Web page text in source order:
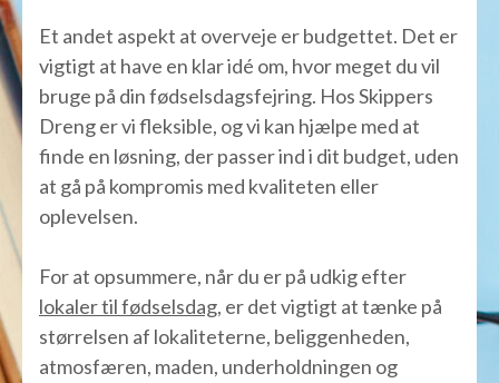
Et andet aspekt at overveje er budgettet. Det er
vigtigt at have en klar idé om, hvor meget du vil
bruge på din fødselsdagsfejring. Hos Skippers
Dreng er vi fleksible, og vi kan hjælpe med at
finde en løsning, der passer ind i dit budget, uden
at gå på kompromis med kvaliteten eller
oplevelsen.
For at opsummere, når du er på udkig efter
lokaler til fødselsdag, er det vigtigt at tænke på
størrelsen af lokaliteterne, beliggenheden,
atmosfæren, maden, underholdningen og